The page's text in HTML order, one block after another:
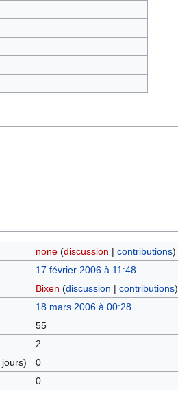
none (discussion | contributions)
17 février 2006 à 11:48
Bixen (discussion | contributions)
18 mars 2006 à 00:28
55
2
0
0